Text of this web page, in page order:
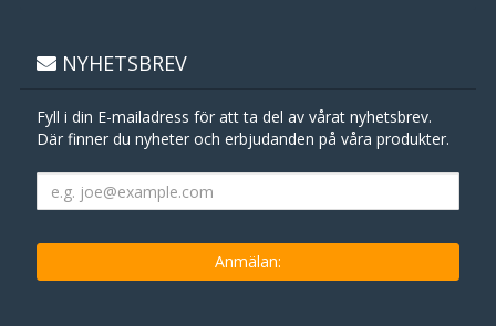
NYHETSBREV
Fyll i din E-mailadress för att ta del av vårat nyhetsbrev.
Där finner du nyheter och erbjudanden på våra produkter.